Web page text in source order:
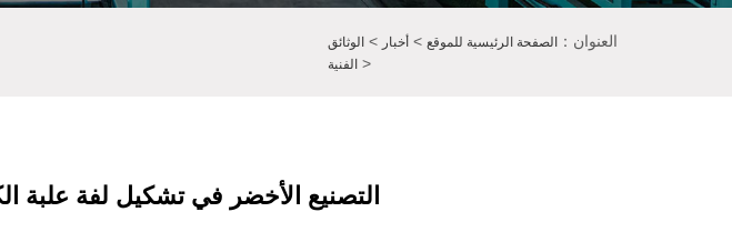
العنوان： الصفحة الرئيسية للموقع >أخبار > الوثائق
الفنية >
التصنيع الأخضر في تشكيل لفة علبة